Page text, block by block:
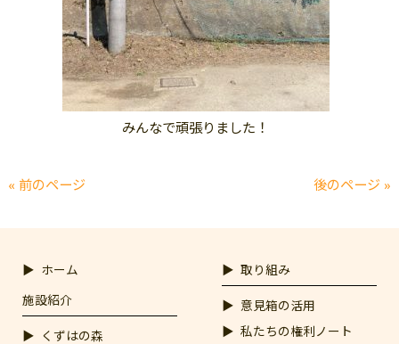
みんなで頑張りました！
« 前のページ 後のページ »
ホーム
施設紹介
くずはの森
取り組み
意見箱の活用
私たちの権利ノート